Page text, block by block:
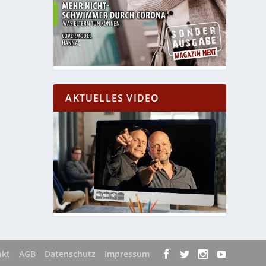
AKTUELLES VIDEO
AGB Datenschutz Impressum